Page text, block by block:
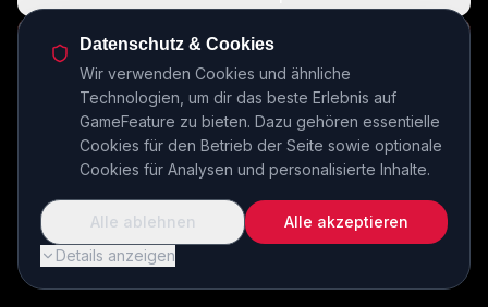
🏠 Zurück zur Basis
INSERT COIN TO CONTINUE...
Datenschutz & Cookies
Wir verwenden Cookies und ähnliche
Technologien, um dir das beste Erlebnis auf
GameFeature zu bieten. Dazu gehören essentielle
Cookies für den Betrieb der Seite sowie optionale
Cookies für Analysen und personalisierte Inhalte.
Details anzeigen
Alle ablehnen Alle akzeptieren